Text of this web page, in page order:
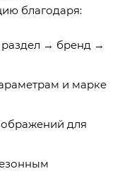
благодаря:
раздел → бренд →
и марке
для